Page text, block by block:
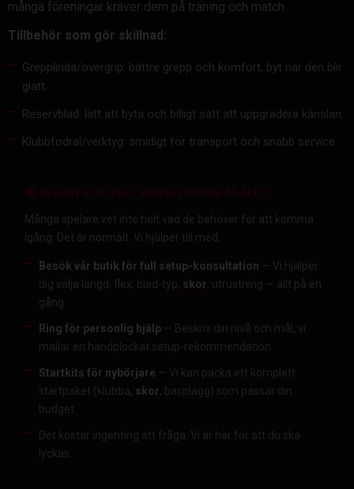
många föreningar kräver dem på träning och match.
Tillbehör som gör skillnad:
Grepplinda/overgrip: bättre grepp och komfort, byt när den blir
glatt.
Reservblad: lätt att byta och billigt sätt att uppgradera känslan.
Klubbfodral/verktyg: smidigt för transport och snabb service.
🎯 BEHÖVER DU FULL KONSULTATION PÅ ALLT?
Många spelare vet inte helt vad de behöver för att komma
igång. Det är normalt. Vi hjälper till med:
Besök vår butik för full setup-konsultation — Vi hjälper
dig välja längd, flex, blad-typ, skor, utrustning — allt på en
gång
Ring för personlig hjälp — Beskriv din nivå och mål, vi
mailar en handplockat setup-rekommendation
Startkits för nybörjare — Vi kan packa ett komplett
startpaket (klubba, skor, basplagg) som passar din
budget
Det kostar ingenting att fråga. Vi är här för att du ska
lyckas.